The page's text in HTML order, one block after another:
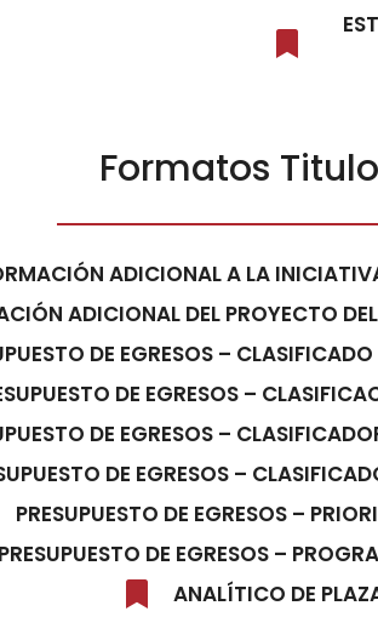
Formatos
ADICIONAL A LA
ADICIONAL DEL PROYECTO
DE EGRESOS –
DE EGRESOS –
DE EGRESOS –
DE EGRESOS –
PRESUPUESTO DE EGRESOS –
PRESUPUESTO DE EGRESOS –
ANALÍTICO DE